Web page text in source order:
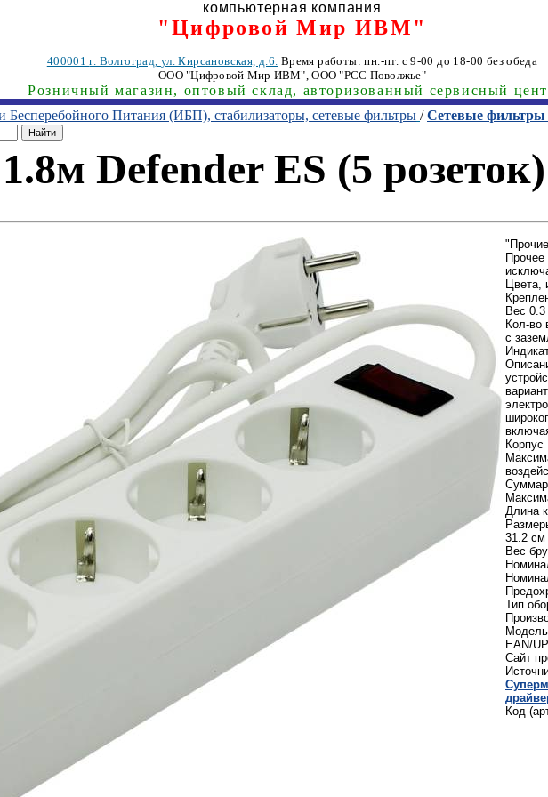
компьютерная компания
"Цифровой Мир ИВМ"
400001г. Волгоград, ул. Кирсановская, д.6. Время работы: пн.-пт. с 9-00 до 18-00 без обеда
ООО "Цифровой Мир ИВМ", ООО "РСС Поволжье"
Розничный магазин, оптовый склад, авторизованный сервисный
Бесперебойного Питания (ИБП), стабилизаторы, сетевые фильтры /Сетевые фильтры
Defender ES (5
Цвета,
Вес 0.3
Кол-во
с
Корпус
Длина
31.2 см
Вес
Тип
EAN/
Сайт
Код